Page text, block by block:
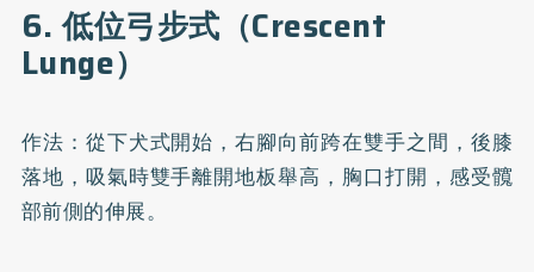
6. 低位弓步式（Crescent
Lunge）
作法：從下犬式開始，右腳向前跨在雙手之間，後膝
落地，吸氣時雙手離開地板舉高，胸口打開，感受髖
部前側的伸展。